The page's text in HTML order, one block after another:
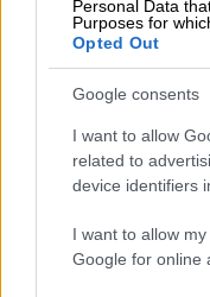
Personal Data
Purposes for
Opted Out
Google consents
I want to allow
related to
device identifiers
I want to allow
Google for online
βουλευτή Αθηνά
δραστηριότητά
Prolepsis
Σύμφωνα με
ΣΥΡΙΖΑανέφερε
Επιτροπής που
θυρών ότι
-δύο μήνες